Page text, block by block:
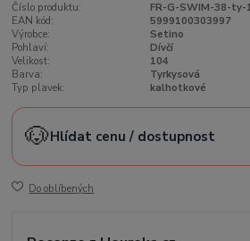
Číslo produktu:
FR-G-SWIM-38-ty-
EAN kód:
5999100303997
Výrobce:
Setino
Pohlaví:
Dívčí
Velikost:
104
Barva:
Tyrkysová
Typ plavek:
kalhotkové
🐶Hlídat cenu / dostupnost
Do oblíbených